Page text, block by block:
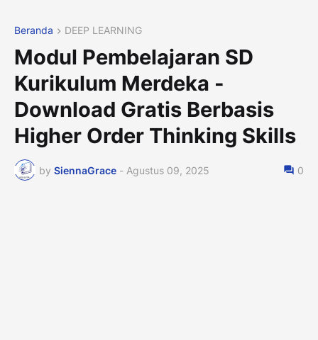
Beranda DEEP LEARNING
Modul Pembelajaran SD
Kurikulum Merdeka -
Download Gratis Berbasis
Higher Order Thinking Skills
by SiennaGrace - Agustus 09, 2025 0